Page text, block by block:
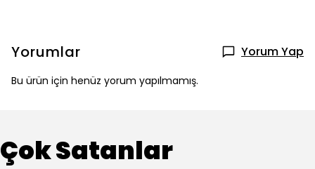
Yorumlar Yorum Yap
Bu ürün için henüz yorum yapılmamış.
Çok Satanlar